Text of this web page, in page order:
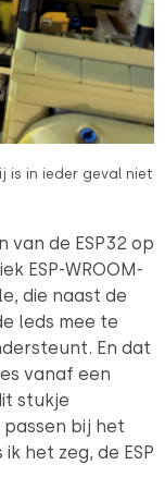
is in ieder geval niet
de ESP32 op
ESP-WROOM-
die naast de
leds mee te
En dat
vanaf een
stukje
bij het
het zeg, de ESP